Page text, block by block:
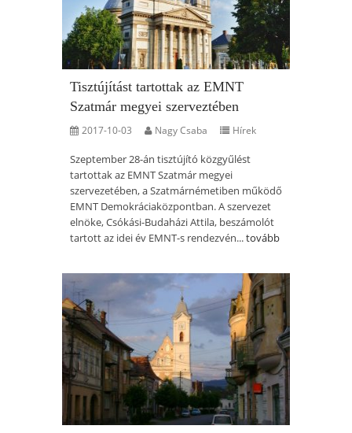
Tisztújítást tartottak az EMNT
Szatmár megyei szerveztében
2017-10-03 Nagy Csaba Hírek
Szeptember 28-án tisztújító közgyűlést
tartottak az EMNT Szatmár megyei
szervezetében, a Szatmárnémetiben működő
EMNT Demokráciaközpontban. A szervezet
elnöke, Csókási-Budaházi Attila, beszámolót
tartott az idei év EMNT-s rendezvén...tovább